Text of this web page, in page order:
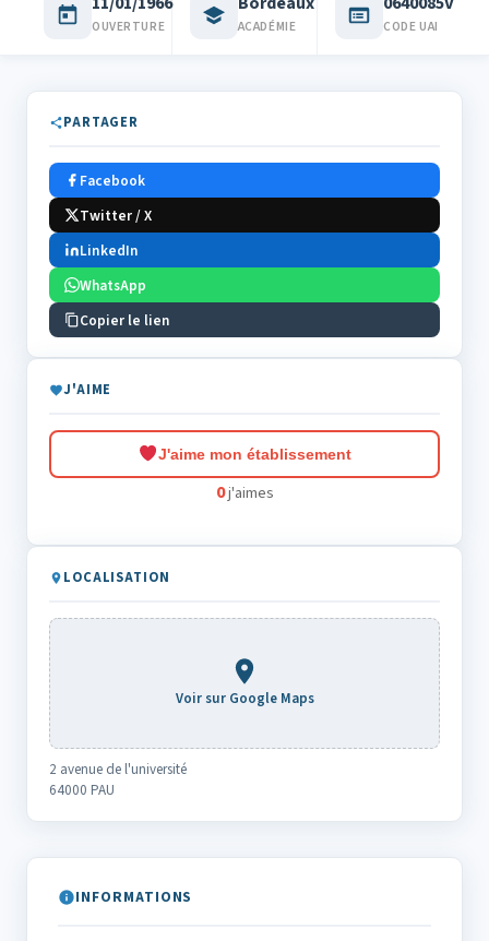
OUVERTURE ACADÉMIE CODE UAI
INFORMATIONS
PARTAGER
Facebook
Twitter / X
LinkedIn
WhatsApp
Copier le lien
J'AIME
J'aime mon établissement
0j'aimes
LOCALISATION
Voir sur Google Maps
2 avenue de l'université
64000 PAU